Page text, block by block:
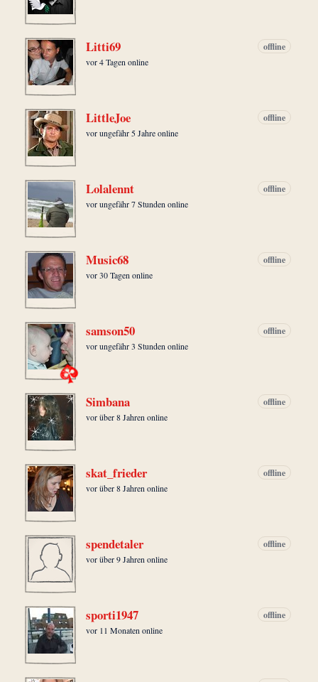
Litti69 offline
vor 4 Tagen online
LittleJoe offline
vor ungefähr 5 Jahre online
Lolalennt offline
vor ungefähr 7 Stunden online
Music68 offline
vor 30 Tagen online
samson50 offline
vor ungefähr 3 Stunden online
Simbana offline
vor über 8 Jahren online
skat_frieder offline
vor über 8 Jahren online
spendetaler offline
vor über 9 Jahren online
sporti1947 offline
vor 11 Monaten online